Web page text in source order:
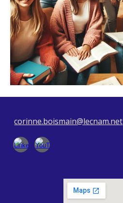
corinne.boismain@lecnam.net